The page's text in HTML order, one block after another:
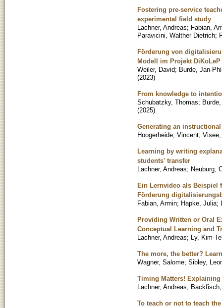
Fostering pre-service
experimental field study
Lachner, Andreas; Fabian,
Paravicini, Walther Dietrich;
Förderung von
Modell im Projekt DiKoLeP
Weiler, David; Burde, Jan-
(2023)
From knowledge to
Schubatzky, Thomas;
(2025)
Generating an
Hoogerheide, Vincent;
Learning by writing
students' transfer
Lachner, Andreas; Neuburg,
Ein Lernvideo als Beispiel
Förderung
Fabian, Armin; Hapke, Julia;
Providing Written or Oral
Conceptual Learning and
Lachner, Andreas; Ly, Kim-
The more, the better?
Wagner, Salome; Sibley,
Timing Matters! Explaining
Lachner, Andreas;
To teach or not to teach